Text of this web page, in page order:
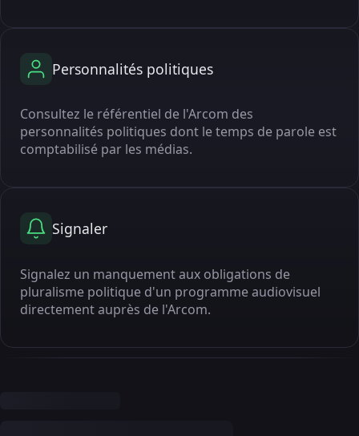
Personnalités politiques
Consultez le référentiel de l'Arcom des
personnalités politiques dont le temps de parole est
comptabilisé par les médias.
Signaler
Signalez un manquement aux obligations de
pluralisme politique d'un programme audiovisuel
directement auprès de l'Arcom.